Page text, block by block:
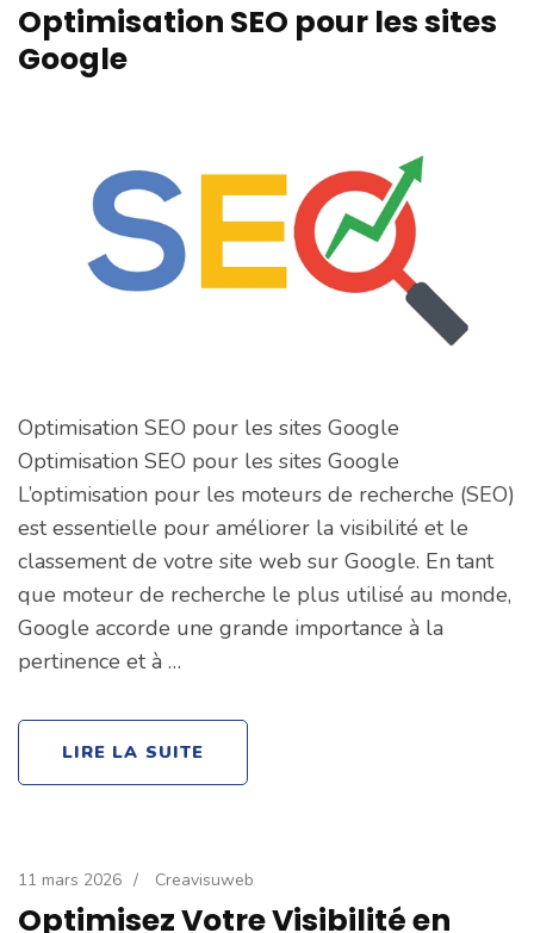
Optimisation SEO pour les sites
Google
Optimisation SEO pour les sites Google
Optimisation SEO pour les sites Google
L’optimisation pour les moteurs de recherche (SEO)
est essentielle pour améliorer la visibilité et le
classement de votre site web sur Google. En tant
que moteur de recherche le plus utilisé au monde,
Google accorde une grande importance à la
pertinence et à …
LIRE LA SUITE
11 mars 2026 / Creavisuweb
Optimisez Votre Visibilité en